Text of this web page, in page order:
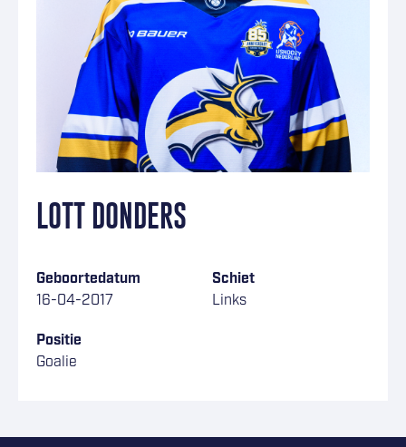
LOTT DONDERS
Geboortedatum
16-04-2017
Schiet
Links
Positie
Goalie